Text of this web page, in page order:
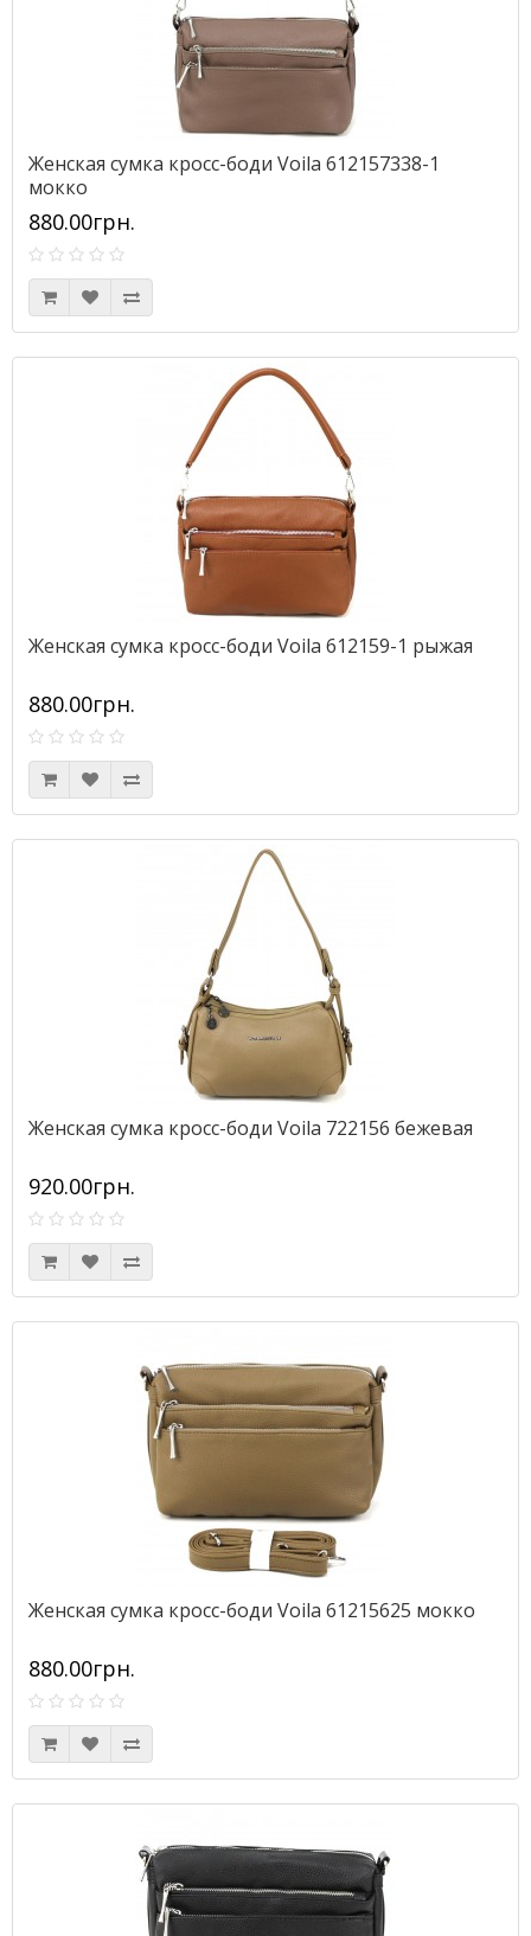
Женская сумка кросс-боди Voila 612157338-1
мокко
880.00грн.
Женская сумка кросс-боди Voila 612159-1 рыжая
880.00грн.
Женская сумка кросс-боди Voila 722156 бежевая
920.00грн.
Женская сумка кросс-боди Voila 61215625 мокко
880.00грн.